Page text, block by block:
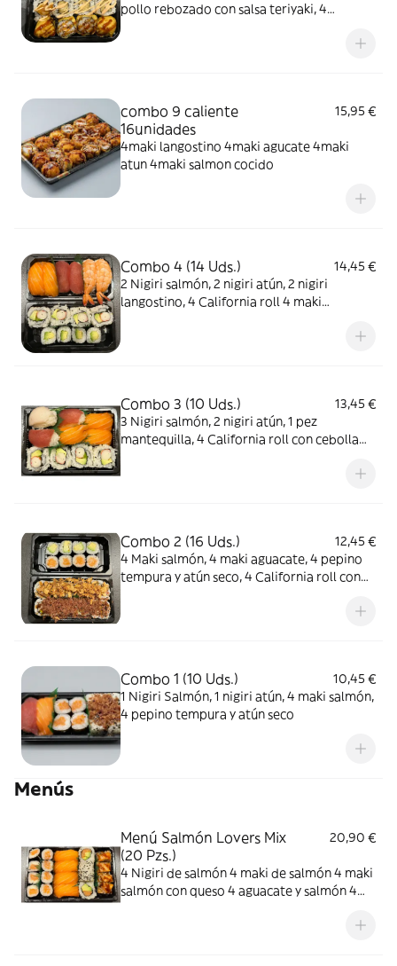
pollo rebozado con salsa teriyaki, 4
combo 9 caliente
16unidades
15,95 €
4maki langostino 4maki agucate 4maki
atun 4maki salmon cocido
Combo 4 (14 Uds.)
14,45 €
2 Nigiri salmón, 2 nigiri atún, 2 nigiri
langostino, 4 California roll 4 maki
Combo 3 (10 Uds.)
13,45 €
3 Nigiri salmón, 2 nigiri atún, 1 pez
mantequilla, 4 California roll con cebolla
Combo 2 (16 Uds.)
12,45 €
4 Maki salmón, 4 maki aguacate, 4 pepino
tempura y atún seco, 4 California roll con
Combo 1 (10 Uds.)
10,45 €
1 Nigiri Salmón, 1 nigiri atún, 4 maki salmón,
4 pepino tempura y atún seco
Menús
Menú Salmón Lovers Mix
(20 Pzs.)
20,90 €
4 Nigiri de salmón 4 maki de salmón 4 maki
salmón con queso 4 aguacate y salmón 4